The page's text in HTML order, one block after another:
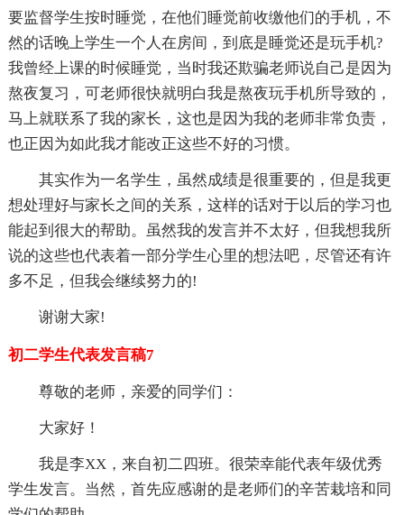
要监督学生按时睡觉，在他们睡觉前收缴他们的手机，不
然的话晚上学生一个人在房间，到底是睡觉还是玩手机?
我曾经上课的时候睡觉，当时我还欺骗老师说自己是因为
熬夜复习，可老师很快就明白我是熬夜玩手机所导致的，
马上就联系了我的家长，这也是因为我的老师非常负责，
也正因为如此我才能改正这些不好的习惯。
其实作为一名学生，虽然成绩是很重要的，但是我更
想处理好与家长之间的关系，这样的话对于以后的学习也
能起到很大的帮助。虽然我的发言并不太好，但我想我所
说的这些也代表着一部分学生心里的想法吧，尽管还有许
多不足，但我会继续努力的!
谢谢大家!
初二学生代表发言稿7
尊敬的老师，亲爱的同学们：
大家好！
我是李XX，来自初二四班。很荣幸能代表年级优秀
学生发言。当然，首先应感谢的是老师们的辛苦栽培和同